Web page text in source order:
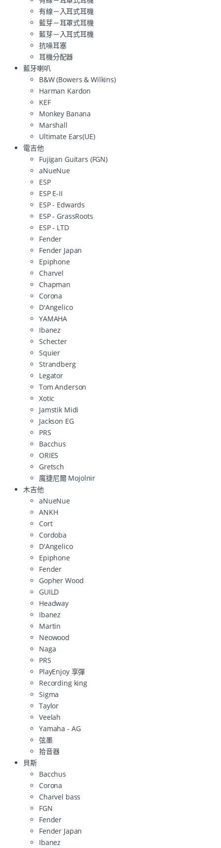
有線－入耳式耳機
藍芽－耳罩式耳機
藍芽－入耳式耳機
抗噪耳塞
耳機分配器
藍牙喇叭
B&W (Bowers & Wilkins)
Harman Kardon
KEF
Monkey Banana
Marshall
Ultimate Ears(UE)
電吉他
Fujigan Guitars (FGN)
aNueNue
ESP
ESP E-II
ESP - Edwards
ESP - GrassRoots
ESP - LTD
Fender
Fender Japan
Epiphone
Charvel
Chapman
Corona
D'Angelico
YAMAHA
Ibanez
Schecter
Squier
Strandberg
Legator
Tom Anderson
Xotic
Jamstik Midi
Jackson EG
PRS
Bacchus
ORIES
Gretsch
魔捷尼爾 Mojolnir
木吉他
aNueNue
ANKH
Cort
Cordoba
D'Angelico
Epiphone
Fender
Gopher Wood
GUILD
Headway
Ibanez
Martin
Neowood
Naga
PRS
PlayEnjoy 享彈
Recording king
Sigma
Taylor
Veelah
Yamaha - AG
弦墨
拾音器
貝斯
Bacchus
Corona
Charvel bass
FGN
Fender
Fender Japan
Ibanez